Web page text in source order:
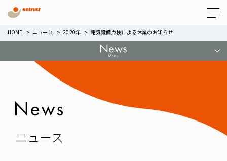
HOME ニュース 2020年 電気設備点検による休業のお知らせ
ニュース